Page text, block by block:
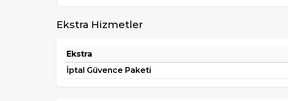
Ekstra Hizmetler
Ekstra
İptal Güvence Paketi